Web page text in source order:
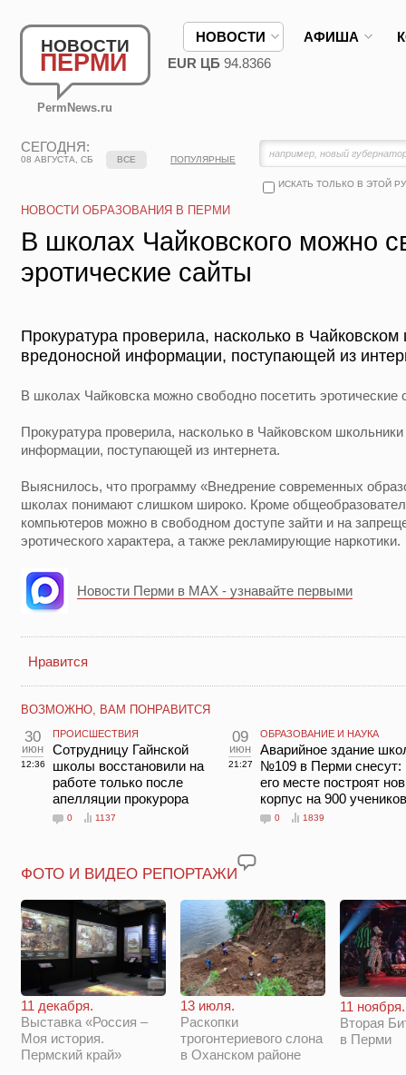
НОВОСТИ
ПЕРМИ
PermNews.ru
НОВОСТИ АФИША
EUR ЦБ 94.8366
СЕГОДНЯ:
08 АВГУСТА, СБ
ИСКАТЬ ТОЛЬКО В ЭТОЙ
ВСЕ ПОПУЛЯРНЫЕ
НОВОСТИ ОБРАЗОВАНИЯ В ПЕРМИ
В школах Чайковского можно
эротические сайты
Прокуратура проверила, насколько в
вредоносной информации, поступающей из
В школах Чайковска можно свободно посетить эротические
Прокуратура проверила, насколько в Чайковском
информации, поступающей из интернета.
Выяснилось, что программу «Внедрение современных
школах понимают слишком широко. Кроме
компьютеров можно в свободном доступе зайти и на
эротического характера, а также рекламирующие наркотики.
Новости Перми в MAX - узнавайте первыми
Нравится
ВОЗМОЖНО, ВАМ ПОНРАВИТСЯ
30
июн
12:36
ПРОИСШЕСТВИЯ
Сотрудницу Гайнской
школы восстановили на
работе только после
апелляции прокурора
0 1137
09
июн
21:27
ОБРАЗОВАНИЕ И НАУКА
Аварийное здание
№109 в Перми снесут:
его месте построят
корпус на 900 учеников
0 1839
ФОТО И ВИДЕО РЕПОРТАЖИ
11 декабря.
Выставка «Россия –
Моя история.
Пермский край»
13 июля.
Раскопки
трогонтериевого слона
в Оханском районе
11 ноября.
Вторая
в Перми